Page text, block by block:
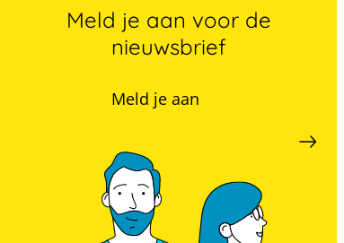
Meld je aan voor de
nieuwsbrief
Meld je aan